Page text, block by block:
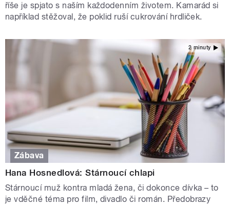
říše je spjato s naším každodenním životem. Kamarád si
například stěžoval, že poklid ruší cukrování hrdliček.
2 minuty
Zábava
Hana Hosnedlová: Stárnoucí chlapi
Stárnoucí muž kontra mladá žena, či dokonce dívka – to
je vděčné téma pro film, divadlo či román. Předobrazy